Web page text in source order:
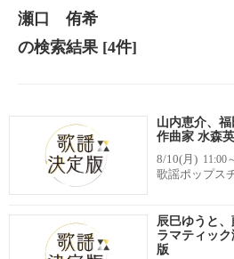
瀬口 侑希
の検索結果[4件]
山内恵介、
作曲家 水森
8/10(月) 11:00
歌謡ポップス
辰巳ゆうと
ラマティッ
版